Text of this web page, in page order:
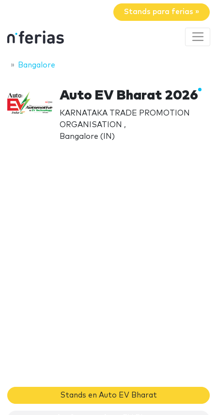
Stands para ferias »
Bangalore
Auto EV Bharat 2026
KARNATAKA TRADE PROMOTION
ORGANISATION ,
Bangalore (IN)
Stands en Auto EV Bharat